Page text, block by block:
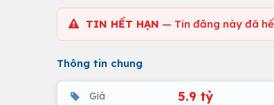
TIN HẾT HẠN — Tin đăng này đã
Thông tin chung
Giá 5.9 tỷ